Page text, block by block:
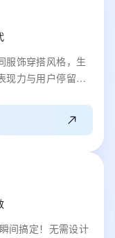
服饰穿搭风格，生
现力与用户停留时
间搞定！无需设计